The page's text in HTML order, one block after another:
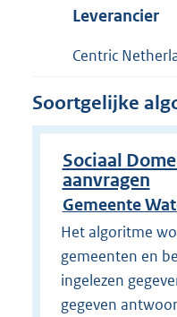
Leverancier
Centric
Soortgelijke
Sociaal
aanvragen
Gemeente
Het algoritme
gemeenten en
ingelezen
gegeven